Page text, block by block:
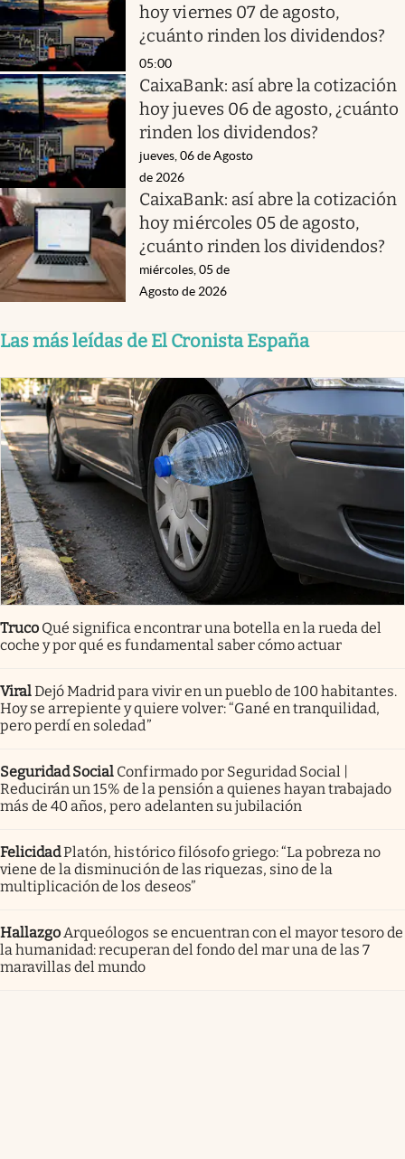
hoy viernes 07 de agosto,
¿cuánto rinden los dividendos?
05:00
CaixaBank: así abre la cotización
hoy jueves 06 de agosto, ¿cuánto
rinden los dividendos?
jueves, 06 de Agosto
de 2026
CaixaBank: así abre la cotización
hoy miércoles 05 de agosto,
¿cuánto rinden los dividendos?
miércoles, 05 de
Agosto de 2026
Las más leídas de El Cronista España
Truco Qué significa encontrar una botella en la rueda del
coche y por qué es fundamental saber cómo actuar
ViralDejó Madrid para vivir en un pueblo de 100 habitantes.
Hoy se arrepiente y quiere volver: “Gané en tranquilidad,
pero perdí en soledad”
Seguridad Social Confirmado por Seguridad Social |
Reducirán un 15% de la pensión a quienes hayan trabajado
más de 40 años, pero adelanten su jubilación
FelicidadPlatón, histórico filósofo griego: “La pobreza no
viene de la disminución de las riquezas, sino de la
multiplicación de los deseos”
HallazgoArqueólogos se encuentran con el mayor tesoro de
la humanidad: recuperan del fondo del mar una de las 7
maravillas del mundo